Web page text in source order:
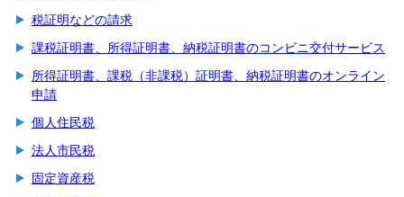
税証明などの請求
課税証明書、所得証明書、納税証明書のコンビニ交付サービス
所得証明書、課税（非課税）証明書、納税証明書のオンライン
申請
個人住民税
法人市民税
固定資産税